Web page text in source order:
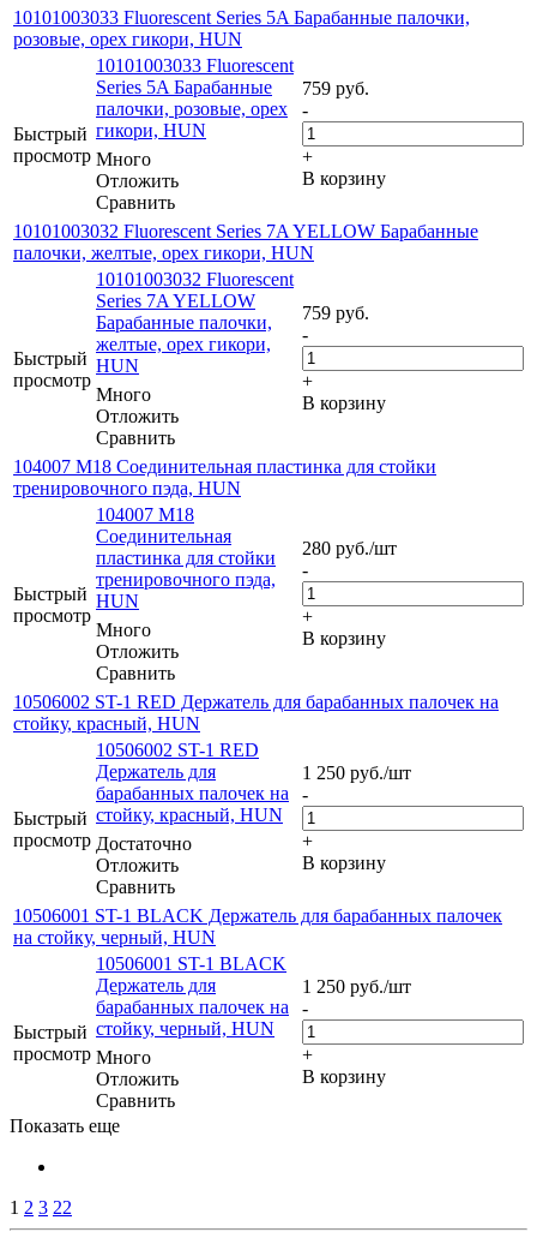
10101003033 Fluorescent Series 5A Барабанные палочки,
розовые, орех гикори, HUN
Быстрый
просмотр
10101003033 Fluorescent
Series 5A Барабанные
палочки, розовые, орех
гикори, HUN
Много
Отложить
Сравнить
759 руб.
-
+
В корзину
10101003032 Fluorescent Series 7A YELLOW Барабанные
палочки, желтые, орех гикори, HUN
Быстрый
просмотр
10101003032 Fluorescent
Series 7A YELLOW
Барабанные палочки,
желтые, орех гикори,
HUN
Много
Отложить
Сравнить
759 руб.
-
+
В корзину
104007 M18 Соединительная пластинка для стойки
тренировочного пэда, HUN
Быстрый
просмотр
104007 M18
Соединительная
пластинка для стойки
тренировочного пэда,
HUN
Много
Отложить
Сравнить
280 руб./шт
-
+
В корзину
10506002 ST-1 RED Держатель для барабанных палочек на
стойку, красный, HUN
Быстрый
просмотр
10506002 ST-1 RED
Держатель для
барабанных палочек на
стойку, красный, HUN
Достаточно
Отложить
Сравнить
1 250 руб./шт
-
+
В корзину
10506001 ST-1 BLACK Держатель для барабанных палочек
на стойку, черный, HUN
Быстрый
просмотр
10506001 ST-1 BLACK
Держатель для
барабанных палочек на
стойку, черный, HUN
Много
Отложить
Сравнить
1 250 руб./шт
-
+
В корзину
Показать еще
1 2 3 22